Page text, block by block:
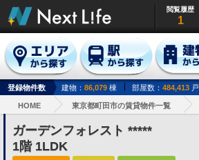
閲覧履歴
1
登録物件数 建物： 86,079 棟 部屋数： 484,413 戸
HOME 東京都町田市の賃貸物件一覧
ガーデンフォレスト *****
1階 1LDK